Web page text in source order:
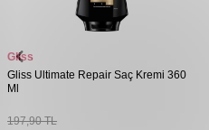
Gliss
Gliss Ultimate Repair Saç Kremi 360
Ml
197,90TL